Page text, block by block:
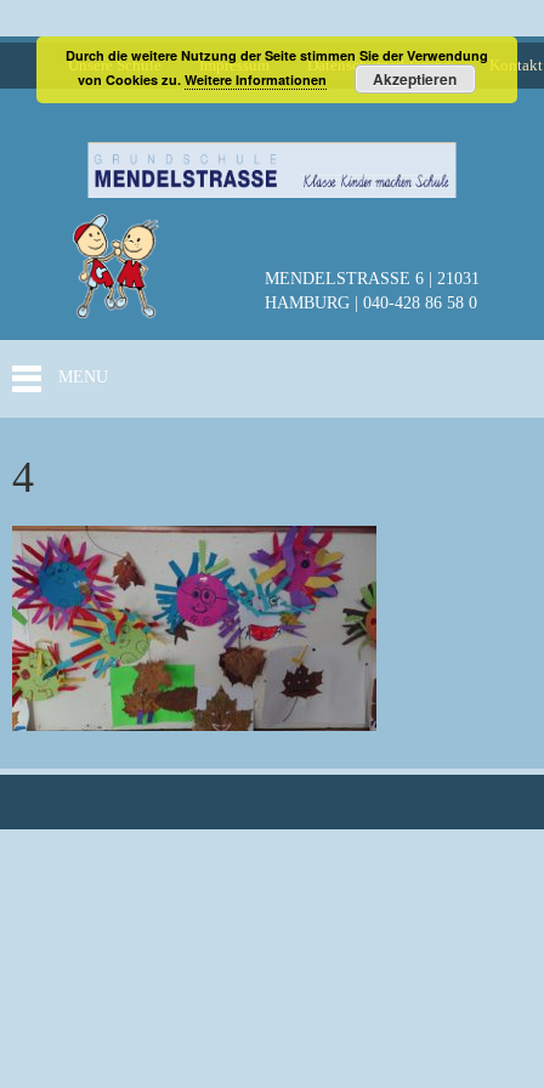
Unsere Schule Impressum Datenschutzerklärung Kontakt
MENDELSTRASSE 6 | 21031
HAMBURG | 040-428 86 58 0
MENU
4
Durch die weitere Nutzung der Seite stimmen Sie der Verwendung
von Cookies zu. Weitere Informationen Akzeptieren